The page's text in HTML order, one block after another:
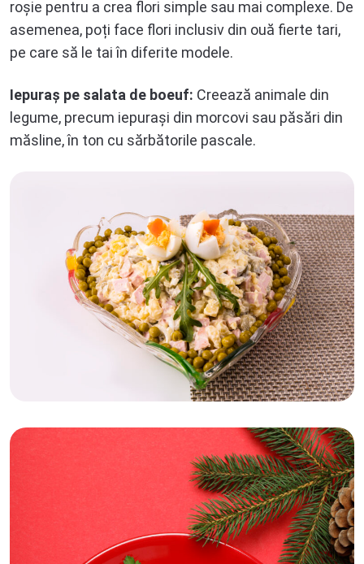
roșie pentru a crea flori simple sau mai complexe. De
asemenea, poți face flori inclusiv din ouă fierte tari,
pe care să le tai în diferite modele.
Iepuraș pe salata de boeuf: Creează animale din
legume, precum iepurași din morcovi sau păsări din
măsline, în ton cu sărbătorile pascale.